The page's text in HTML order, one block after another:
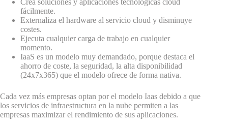
Crea soluciones y aplicaciones tecnológicas cloud
fácilmente.
Externaliza el hardware al servicio cloud y disminuye
costes.
Ejecuta cualquier carga de trabajo en cualquier
momento.
IaaS es un modelo muy demandado, porque destaca el
ahorro de coste, la seguridad, la alta disponibilidad
(24x7x365) que el modelo ofrece de forma nativa.
Cada vez más empresas optan por el modelo Iaas debido a que
los servicios de infraestructura en la nube permiten a las
empresas maximizar el rendimiento de sus aplicaciones.